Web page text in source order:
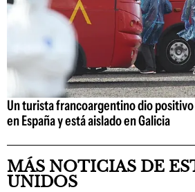
Un turista francoargentino dio
en España y está aislado en Galicia
MÁS NOTICIAS DE
UNIDOS